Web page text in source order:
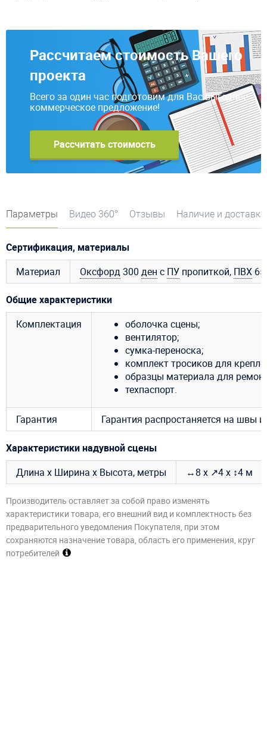
Рассчитаем стоимость Вашего
проекта
Всего за один час подготовим для Вас выгодное
коммерческое предложение!
Рассчитать стоимость
Параметры Видео 360° Отзывы Наличие и доставка
Сертификация, материалы
Материал
Оксфорд300 ден с ПУ пропиткой, ПВХ
Общие характеристики
Комплектация
оболочка сцены;
вентилятор;
сумка-переноска;
комплект тросиков для
образцы материала для
техпаспорт.
Гарантия Гарантия распростаняется на швы
Характеристики надувной сцены
Длина х Ширина х Высота, метры
↔8 х ↗4 х ↕4 м
Производитель оставляет за собой право изменять
характеристики товара, его внешний вид и комплектность без
предварительного уведомления Покупателя, при этом
сохраняются назначение товара, область его применения, круг
потребителей